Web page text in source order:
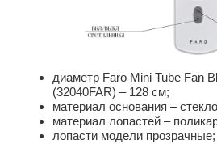
диаметр Faro Mini Tube Fan
(32040FAR) – 128 см;
материал основания –
материал лопастей –
лопасти модели прозрачные;